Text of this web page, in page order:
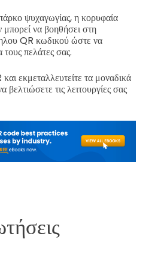
πάρκο ψυχαγωγίας, η κορυφαία
να βοηθήσει στη
QR κωδικού ώστε να
πελάτες σας.
εκμεταλλευτείτε τα μοναδικά
βελτιώσετε τις λειτουργίες σας